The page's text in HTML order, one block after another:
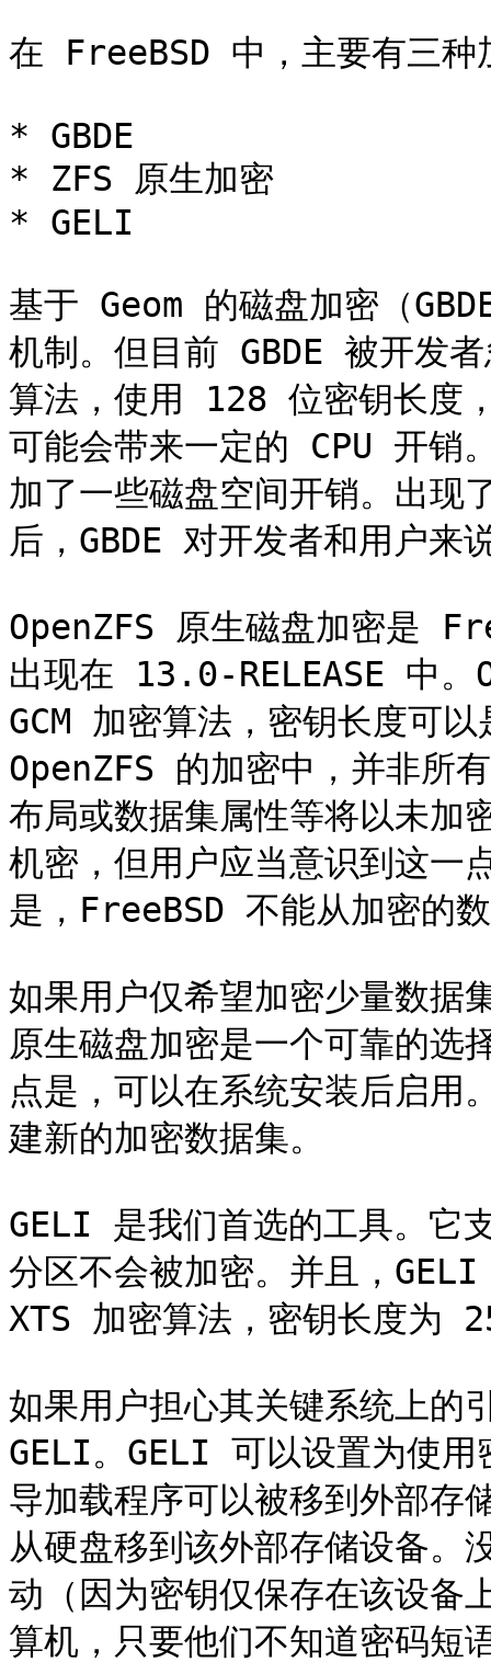
在 FreeBSD 中，主要有三种
* GBDE
* ZFS 原生加密
* GELI
基于 Geom 的磁盘加密（
机制。但目前 GBDE 被开发
算法，使用 128 位密钥长度
可能会带来一定的 CPU 开销
加了一些磁盘空间开销。出现
后，GBDE 对开发者和用户来
OpenZFS 原生磁盘加密是
出现在 13.0-RELEASE 中。
GCM 加密算法，密钥长度
OpenZFS 的加密中，并非所
布局或数据集属性等将以未加
机密，但用户应当意识到这一
是，FreeBSD 不能从加密的
如果用户仅希望加密少量数据
原生磁盘加密是一个可靠的选
点是，可以在系统安装后启用
建新的加密数据集。
GELI 是我们首选的工具。它
分区不会被加密。并且，
XTS 加密算法，密钥长度为
如果用户担心其关键系统上的
GELI。GELI 可以设置为使用
导加载程序可以被移到外部
从硬盘移到该外部存储设备。
动（因为密钥仅保存在该设备
算机，只要他们不知道密码短